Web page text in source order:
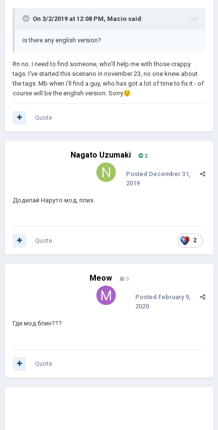
On 3/2/2019 at 12:08 PM, Macio said:
is there any english version?
Rn no. I need to find someone, who'll help me with those crappy
tags. I've started this scenario in november 23, no one knew about
the tags. Mb when i'll find a guy, who has got a lot of time to fix it - of
course will be the english version. Sorry😟
Quote
Nagato Uzumaki 2
Posted December 31,
2019
Доделай Наруто мод, плиз.
2
Quote
Meow 0
Posted February 9,
2020
Где мод блин???
Quote